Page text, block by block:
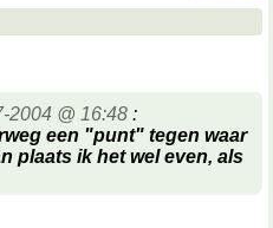
2004 @ 16:48 :
een "punt" tegen waar
plaats ik het wel even, als